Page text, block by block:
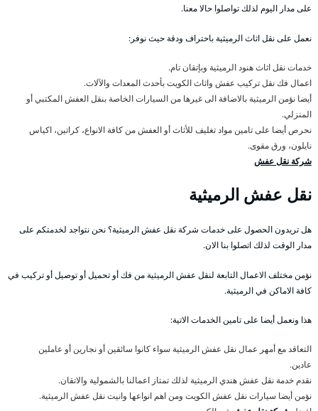
على مدار اليوم لذلك تواصلوا حالا معنا.
نعمل على نقل اثاث الرميثية باحتراف ودقة حيث نوفر:
خدمات نقل اثاث هنود الرميثية وبإتقان تام.
اعمال فك نقل تركيب عفش واثاث الكويت بأحدث المعدات والآلات.
أيضا نؤمن الرميثية بالاضافة الى غيرها من السيارات الخاصة بنقل العفش المكتبي أو
المنزلي.
نحرص أيضا على تامين مواد تغليف للأثاث أو العفش من كافة الانواع، كراتين، اكياس
نايلون، ورق مقوى.
شركة نقل عفش
نقل عفش الرميثية
هل تريدون الحصول على خدمات شركة نقل عفش الرميثية؟ نحن نتواجد لخدمتكم على
مدار الوقت لذلك اتصلوا بنا الان.
نؤمن مختلف الاعمال التابعة لنقل عفش الرميثية من فك أو تحميل أو توصيل أو تركيب في
كافة الاماكن في الرميثية.
هذا ونعمل أيضا على تامين الخدمات الاتية:
التعاقد مع أمهر عمال نقل عفش الرميثية سواء كانوا سائقين أو نجارين أو عاملين
عادين.
نقدم خدمة نقل عفش هندي الرميثية لذلك تمتاز اعمالنا بالشمولية والاتقان.
نؤمن أيضا سيارات نقل عفش الكويت ومن اهم انواعها وانيت نقل عفش الرميثية.